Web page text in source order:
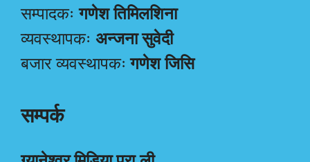
सम्पादकःगणेश तिमिलशिना
व्यवस्थापकः अन्जना सुवेदी
बजार व्यवस्थापकः गणेश जिसि
सम्पर्क